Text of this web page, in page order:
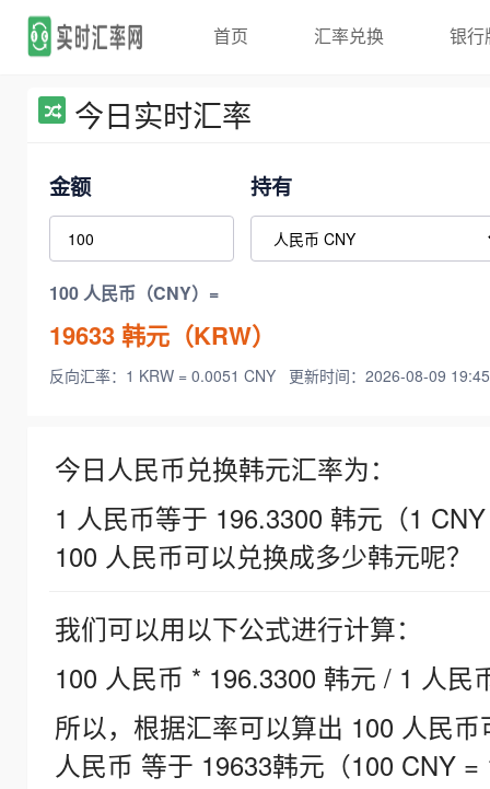
首页 汇率兑换 银行
今日实时汇率
金额 持有
100 人民币（CNY）=
19633韩元（KRW）
反向汇率：1 KRW = 0.0051 CNY 更新时间：2026-08-09
今日人民币兑换韩元汇率为：
1 人民币等于 196.3300 韩元（1
100 人民币可以兑换成多少韩元呢？
我们可以用以下公式进行计算：
100 人民币 * 196.3300 韩元 / 1 人民
所以，根据汇率可以算出 100 人民
人民币 等于 19633韩元（100 CNY =